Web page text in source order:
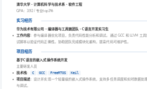
清华大学 - 计算机科学与技术系 - 软件工程
GPA：3.92 / 专业top3%
实习经历
华为技术有限公司 - 编译器与工具链团队 - C语言开发实习生
工作内容：参与编译器优化项目，负责代码性能分析和调试。通过 GCC 和 LLVM 工具
试脚本以验证代码正确性。协助团队完成模块化重构，提高代码可维护性。
项目经历
基于C语言的嵌入式操作系统开发
主要研发人员
技术栈： C GCC FreeRTOS Keil
项目描述：设计并实现一个轻量级的嵌入式操作系统，支持多任务调度和实时数据处
与调试。